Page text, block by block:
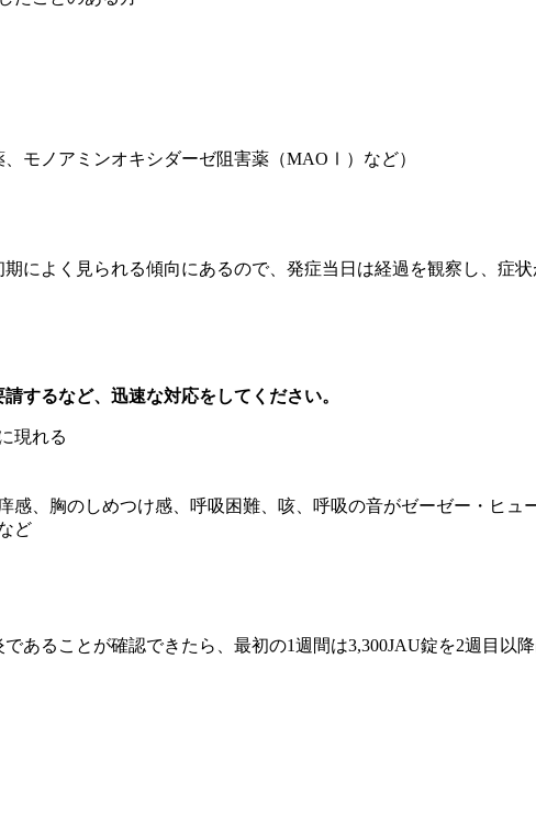
モノアミンオキシダーゼ阻害薬（MAOⅠ）など）
によく見られる傾向にあるので、発症当日は経過を観察し、症
するなど、迅速な対応をしてください。
現れる
感、胸のしめつけ感、呼吸困難、咳、呼吸の音がゼーゼー・ヒュ
ど
あることが確認できたら、最初の1週間は3,300JAU錠を2週目以